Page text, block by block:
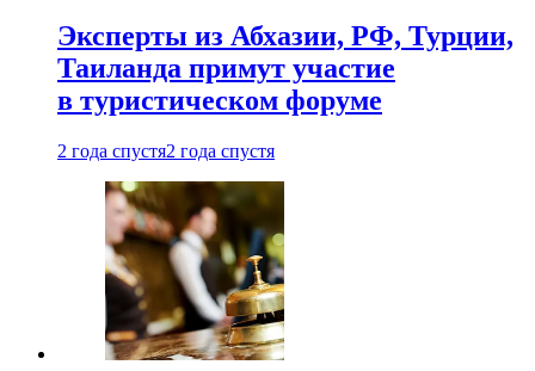
Эксперты из Абхазии, РФ, Турции,
Таиланда примут участие
в туристическом форуме
2 года спустя2 года спустя